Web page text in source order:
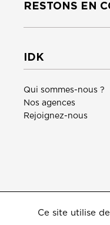
RESTONS EN
IDK
Qui sommes-nous ?
Nos agences
Rejoignez-nous
Ce site utilise